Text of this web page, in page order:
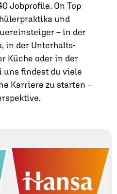
Jobprofile. On Top
und
– in der
in der Unterhalts­
Küche oder in der
uns findest du viele
Karriere zu starten –